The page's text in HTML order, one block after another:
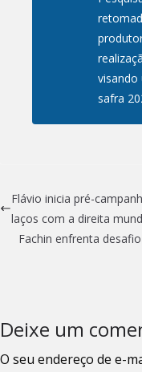
visando
safra
Flávio inicia pré-
laços com a direita
Fachin enfrenta
Deixe um
O seu endereço de e-